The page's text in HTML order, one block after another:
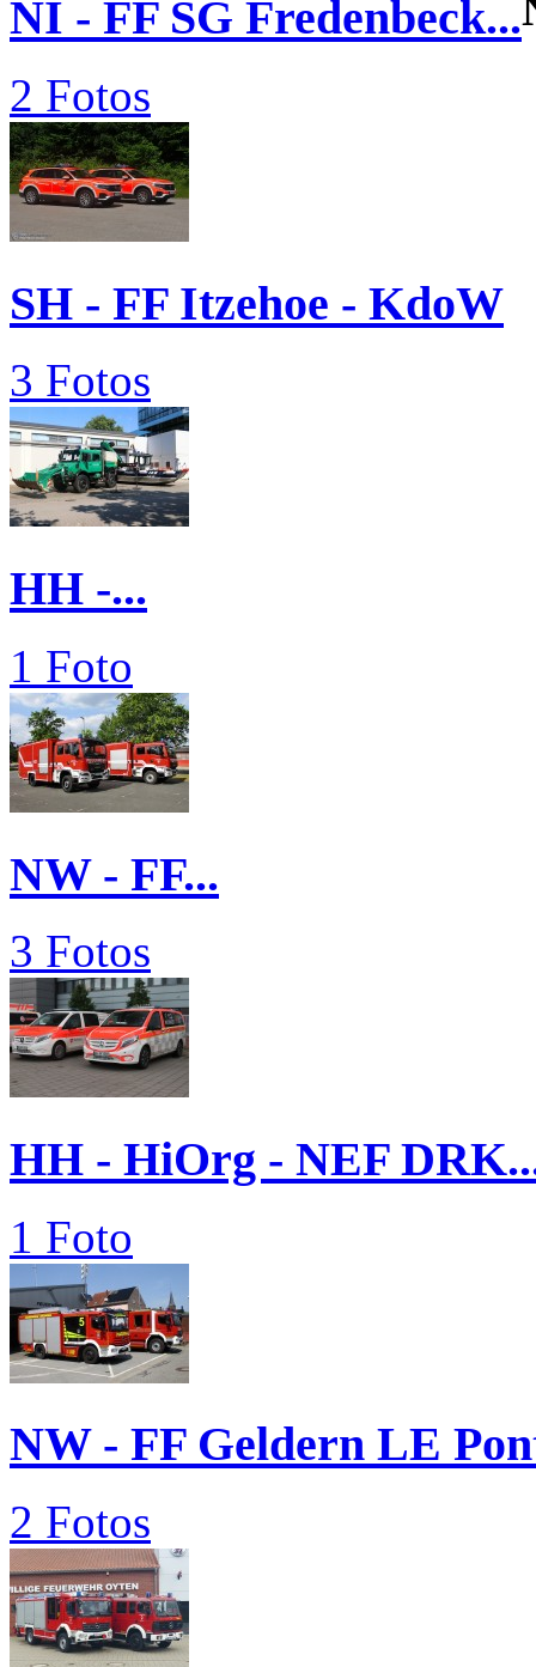
NI - FF SG Fredenbeck...
2 Fotos
SH - FF Itzehoe - KdoW
3 Fotos
HH -...
1 Foto
NW - FF...
3 Fotos
HH - HiOrg - NEF
1 Foto
NW - FF Geldern LE
2 Fotos